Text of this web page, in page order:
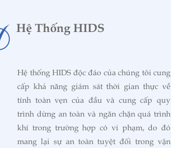
Hệ Thống HIDS
Hệ thống HIDS độc đáo của chúng tôi cung
cấp khả năng giám sát thời gian thực về
tính toàn vẹn của đầu và cung cấp quy
trình dừng an toàn và ngăn chặn quá trình
khí trong trường hợp có vi phạm, do đó
mang lại sự an toàn tuyệt đối trong vận